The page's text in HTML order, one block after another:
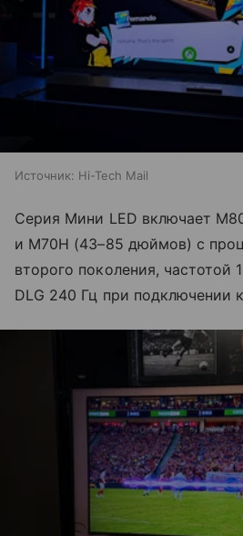
Источник: Hi-Tech Mail
Серия Мини LED включает
и M70H (43–85 дюймов) с
второго поколения, частотой
DLG 240 Гц при подключении